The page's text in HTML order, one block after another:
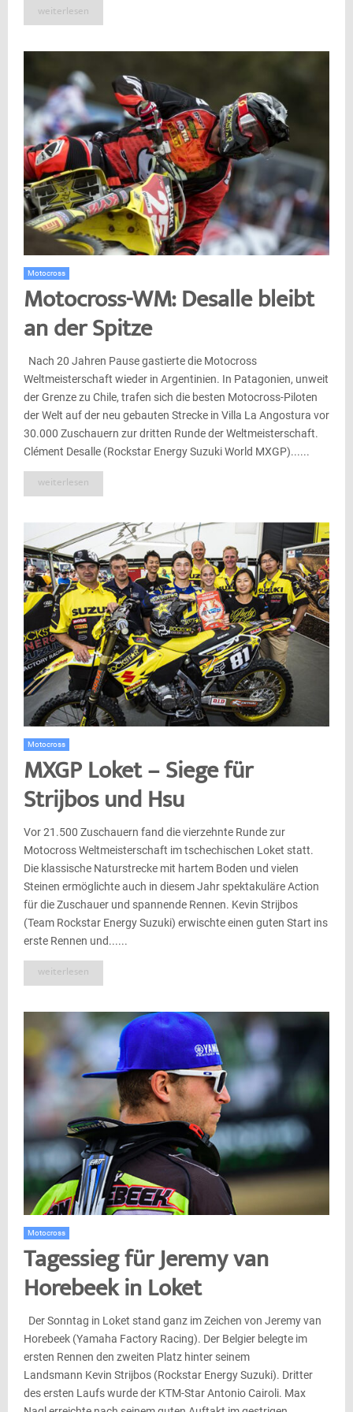
weiterlesen
Motocross
Motocross-WM: Desalle bleibt
an der Spitze
Nach 20 Jahren Pause gastierte die Motocross
Weltmeisterschaft wieder in Argentinien. In Patagonien, unweit
der Grenze zu Chile, trafen sich die besten Motocross-Piloten
der Welt auf der neu gebauten Strecke in Villa La Angostura vor
30.000 Zuschauern zur dritten Runde der Weltmeisterschaft.
Clément Desalle (Rockstar Energy Suzuki World MXGP)......
weiterlesen
Motocross
MXGP Loket – Siege für
Strijbos und Hsu
Vor 21.500 Zuschauern fand die vierzehnte Runde zur
Motocross Weltmeisterschaft im tschechischen Loket statt.
Die klassische Naturstrecke mit hartem Boden und vielen
Steinen ermöglichte auch in diesem Jahr spektakuläre Action
für die Zuschauer und spannende Rennen. Kevin Strijbos
(Team Rockstar Energy Suzuki) erwischte einen guten Start ins
erste Rennen und......
weiterlesen
Motocross
Tagessieg für Jeremy van
Horebeek in Loket
Der Sonntag in Loket stand ganz im Zeichen von Jeremy van
Horebeek (Yamaha Factory Racing). Der Belgier belegte im
ersten Rennen den zweiten Platz hinter seinem
Landsmann Kevin Strijbos (Rockstar Energy Suzuki). Dritter
des ersten Laufs wurde der KTM-Star Antonio Cairoli. Max